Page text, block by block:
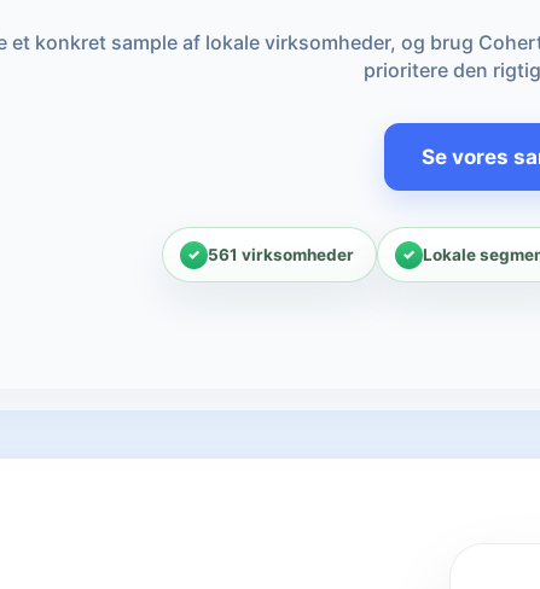
et konkret sample af lokale virksomheder, og brug
prioritere den
Se vores
561 virksomheder Lokale